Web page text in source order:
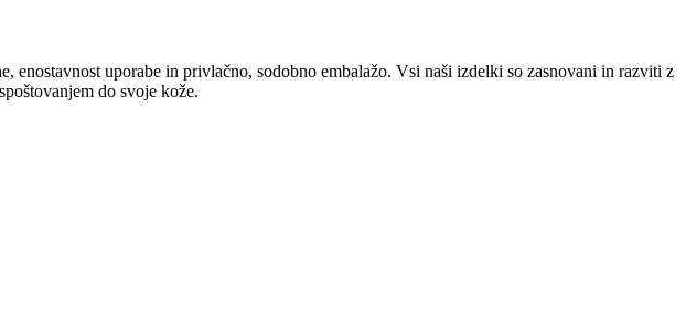
uporabe in privlačno, sodobno embalažo. Vsi naši izdelki so zasnovani in razviti z
do svoje kože.